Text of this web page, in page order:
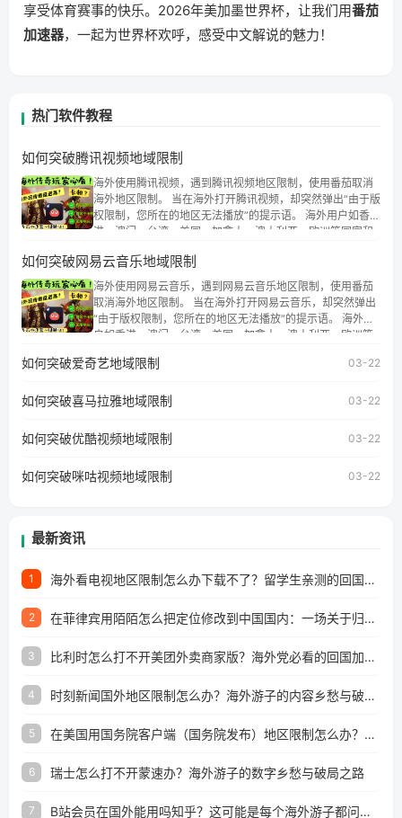
享受体育赛事的快乐。2026年美加墨世界杯，让我们用番茄
加速器，一起为世界杯欢呼，感受中文解说的魅力！
热门软件教程
如何突破腾讯视频地域限制
海外使用腾讯视频，遇到腾讯视频地区限制，使用番茄取消
海外地区限制。 当在海外打开腾讯视频，却突然弹出“由于版
权限制，您所在的地区无法播放”的提示语。 海外用户如香
港、澳门、台湾、美国、加拿大、澳大利亚、欧洲等国家和
权限制问题，且仅能在中国大陆地区播放。 遇到这个问题的
朋友们，使用番茄回国加速器，即可解决「海外用户收听腾
讯视频地区版权限制」的问题，无论人在香港、澳门、台
湾、美国、加拿大、澳大利亚、欧洲等国家和地区工作、留
学、定居等，都可以使用，不再因地区和版权限制所困扰。
如何突破网易云音乐地域限制
海外使用网易云音乐，遇到网易云音乐地区限制，使用番茄
取消海外地区限制。 当在海外打开网易云音乐，却突然弹出
“由于版权限制，您所在的地区无法播放”的提示语。 海外用
户如香港、澳门、台湾、美国、加拿大、澳大利亚、欧洲等
地区及版权限制问题，且仅能在中国大陆地区播放。 遇到这
户收听网易云音乐地区版权限制」的问题，无论人在香港、
工作、留学、定居等，都可以使用，不再因地区和版权限制
所困扰。
如何突破爱奇艺地域限制 03-22
如何突破喜马拉雅地域限制 03-22
如何突破优酷视频地域限制 03-22
如何突破咪咕视频地域限制 03-22
最新资讯
1 海外看电视地区限制怎么办下载不了？留学生亲测的回国加速方案（附2026世界杯观赛技巧）
2 在菲律宾用陌陌怎么把定位修改到中国国内：一场关于归属感与连接的探索
3 比利时怎么打不开美团外卖商家版？海外党必看的回国加速全攻略
4 时刻新闻国外地区限制怎么办？海外游子的内容乡愁与破局之路
5 在美国用国务院客户端（国务院发布）地区限制怎么办？3步解决海外看国内内容难题
6 瑞士怎么打不开蒙速办？海外游子的数字乡愁与破局之路
7 B站会员在国外能用吗知乎？这可能是每个海外游子都问过的问题